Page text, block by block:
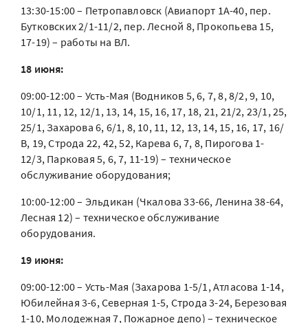
13:30-15:00 – Петропавловск (Авиапорт 1А-40, пер.
Бутковских 2/1-11/2, пер. Лесной 8, Прокопьева 15,
17-19) – работы на ВЛ.
18 июня:
09:00-12:00 – Усть-Мая (Водников 5, 6, 7, 8, 8/2, 9, 10,
10/1, 11, 12, 12/1, 13, 14, 15, 16, 17, 18, 21, 21/2, 23/1, 25,
25/1, Захарова 6, 6/1, 8, 10, 11, 12, 13, 14, 15, 16, 17, 16/
В, 19, Строда 22, 42, 52, Карева 6, 7, 8, Пирогова 1-
12/3, Парковая 5, 6, 7, 11-19) – техническое
обслуживание оборудования;
10:00-12:00 – Эльдикан (Чкалова 33-66, Ленина 38-64,
Лесная 12) – техническое обслуживание
оборудования.
19 июня:
09:00-12:00 – Усть-Мая (Захарова 1-5/1, Атласова 1-14,
Юбилейная 3-6, Северная 1-5, Строда 3-24, Березовая
1-10, Молодежная 7, Пожарное депо) – техническое